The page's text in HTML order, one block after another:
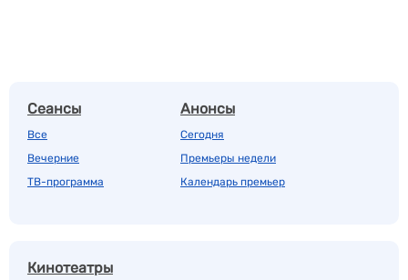
Сеансы
Все
Вечерние
ТВ-программа
Анонсы
Сегодня
Премьеры недели
Календарь премьер
Кинотеатры